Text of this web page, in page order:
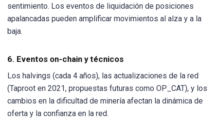
sentimiento. Los eventos de liquidación de posiciones
apalancadas pueden amplificar movimientos al alza y a la
baja.
6. Eventos on-chain y técnicos
Los halvings (cada 4 años), las actualizaciones de la red
(Taproot en 2021, propuestas futuras como OP_CAT), y los
cambios en la dificultad de minería afectan la dinámica de
oferta y la confianza en la red.